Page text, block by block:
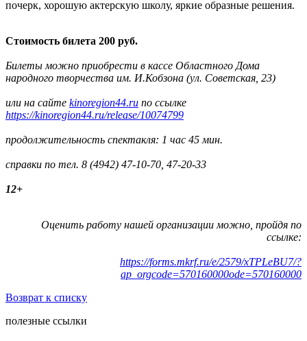
почерк, хорошую актерскую школу, яркие образные решения.
Стоимость билета 200 руб.
Билеты можно приобрести в кассе Областного Дома
народного творчества им. И.Кобзона (ул. Советская, 23)
или на сайте kinoregion44.ru по ссылке
https://kinoregion44.ru/release/10074799
продолжительность спектакля: 1 час 45 мин.
справки по тел. 8 (4942) 47-10-70, 47-20-33
12+
Оценить работу нашей организации можно, пройдя по
ссылке:
https://forms.mkrf.ru/e/2579/xTPLeBU7/?
ap_orgcode=570160000ode=570160000
Возврат к списку
полезные ссылки